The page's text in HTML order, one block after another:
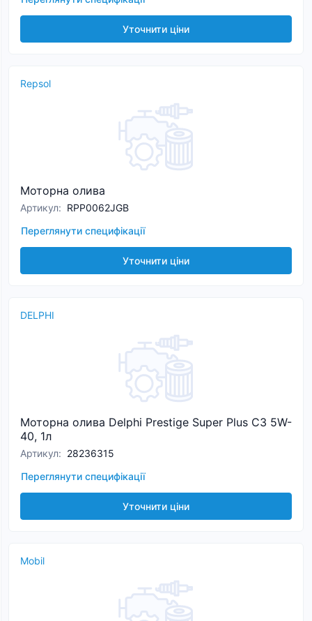
Уточнити ціни
Repsol
Моторна олива
Артикул: RPP0062JGB
Переглянути специфікації
Уточнити ціни
DELPHI
Моторна олива Delphi Prestige Super Plus C3 5W-
40, 1л
Артикул: 28236315
Переглянути специфікації
Уточнити ціни
Mobil